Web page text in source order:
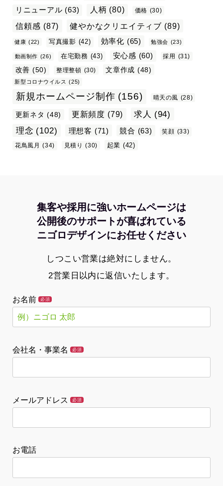
リニューアル (63) 人柄 (80) 価格 (30)
信頼感 (87) 健やかなクリエイティブ (89)
健康 (22) 写真撮影 (42) 効率化 (65) 勉強会 (23)
動画制作 (26) 在宅勤務 (43) 安心感 (60) 採用 (31)
改善 (50) 整理整頓 (30) 文章作成 (48)
新型コロナウイルス (25)
新規ホームページ制作 (156) 晴天の風 (28)
更新ネタ (48) 更新頻度 (79) 求人 (94)
理念 (102) 理想客 (71) 競合 (63) 笑顔 (33)
花鳥風月 (34) 見積り (30) 起業 (42)
集客や採用に強いホームページは
公開後のサポートが喜ばれている
ニゴロデザインにお任せください
しつこい営業は絶対にしません。
2営業日以内に返信いたします。
お名前 必須
会社名・事業名 必須
メールアドレス 必須
お電話